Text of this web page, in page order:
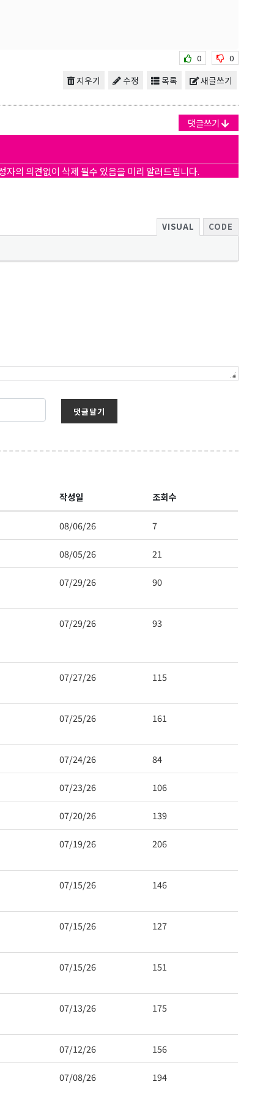
0 0
새글쓰기
목록
수정
지우기
댓글쓰기
의 의견없이 삭제 될수 있음을 미리 알려드립니다.
VISUAL CODE
댓글달기
작성일 조회수
08/06/26 7
08/05/26 21
07/29/26 90
07/29/26 93
07/27/26 115
07/25/26 161
07/24/26 84
07/23/26 106
07/20/26 139
07/19/26 206
07/15/26 146
07/15/26 127
07/15/26 151
07/13/26 175
07/12/26 156
07/08/26 194